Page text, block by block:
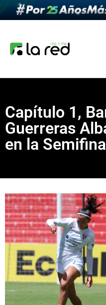
Capítulo 1,
Guerreras
en la